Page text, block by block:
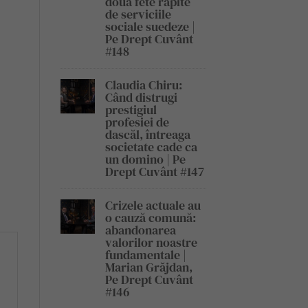
de serviciile
sociale suedeze |
Pe Drept Cuvânt
#148
Claudia Chiru:
Când distrugi
prestigiul
profesiei de
dascăl, întreaga
societate cade ca
un domino | Pe
Drept Cuvânt #147
Crizele actuale au
o cauză comună:
abandonarea
valorilor noastre
fundamentale |
Marian Grăjdan,
Pe Drept Cuvânt
#146